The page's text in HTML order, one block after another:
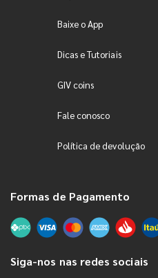
Baixe o App
Dicas e Tutoriais
GIV coins
Fale conosco
Política de devolução
Formas de Pagamento
Siga-nos nas redes sociais